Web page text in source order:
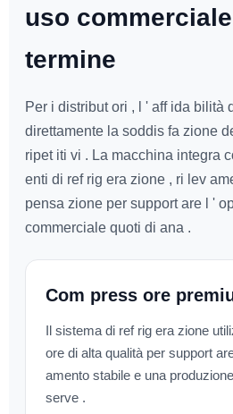
uso
termine
Per i distribut ori , l ' aff ida bilità
direttamente la soddis fa zione
ripet iti vi . La macchina integra
enti di ref rig era zione , ri lev
pensa zione per support are l '
commerciale quoti di ana .
Com press ore
Il sistema di ref rig era zione
ore di alta qualità per support
amento stabile e una
serve .